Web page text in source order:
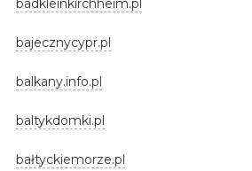
badkleinkirchheim.pl
bajecznycypr.pl
balkany.info.pl
baltykdomki.pl
bałtyckiemorze.pl